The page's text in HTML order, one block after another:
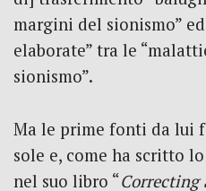
margini del sionismo”
elaborate” tra le
sionismo”.
Ma le prime fonti da lui
sole e, come ha scritto
nel suo libro “Correcting